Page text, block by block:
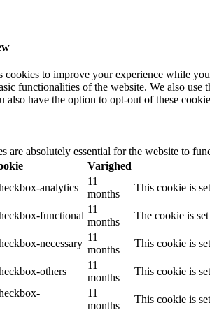
cookies to improve your experience while
functionalities of the website. We also
also have the option to opt-out of these
are absolutely essential for the website to
Varighed
analytics
11
months
This cookie is
functional
11
months
The cookie is
necessary
11
months
This cookie is
others
11
months
This cookie is
11
months
This cookie is